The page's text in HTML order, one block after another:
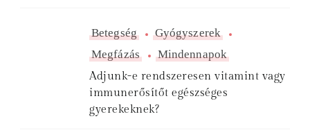
Betegség
Gyógyszerek
Megfázás
Mindennapok
Adjunk-e rendszeresen vitamint vagy
immunerősítőt egészséges
gyerekeknek?